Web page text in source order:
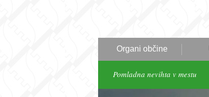
Organi občine
Pomladna nevihta v mestu